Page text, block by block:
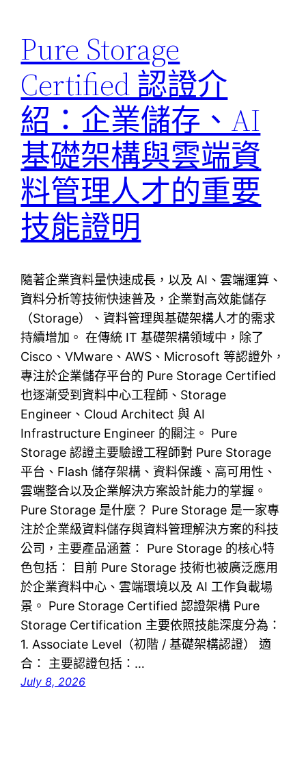
Pure Storage
Certified 認證介
紹：企業儲存、AI
基礎架構與雲端資
料管理人才的重要
技能證明
隨著企業資料量快速成長，以及 AI、雲端運算、
資料分析等技術快速普及，企業對高效能儲存
（Storage）、資料管理與基礎架構人才的需求
持續增加。 在傳統 IT 基礎架構領域中，除了
Cisco、VMware、AWS、Microsoft 等認證外，
專注於企業儲存平台的 Pure Storage Certified
也逐漸受到資料中心工程師、Storage
Engineer、Cloud Architect 與 AI
Infrastructure Engineer 的關注。 Pure
Storage 認證主要驗證工程師對 Pure Storage
平台、Flash 儲存架構、資料保護、高可用性、
雲端整合以及企業解決方案設計能力的掌握。
Pure Storage 是什麼？ Pure Storage 是一家專
注於企業級資料儲存與資料管理解決方案的科技
公司，主要產品涵蓋： Pure Storage 的核心特
色包括： 目前 Pure Storage 技術也被廣泛應用
於企業資料中心、雲端環境以及 AI 工作負載場
景。 Pure Storage Certified 認證架構 Pure
Storage Certification 主要依照技能深度分為：
1. Associate Level（初階 / 基礎架構認證） 適
合： 主要認證包括：…
July 8, 2026